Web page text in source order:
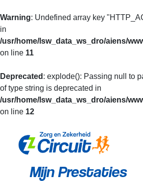
Warning: Undefined array key
in
/usr/home/lsw_data_ws_dro/aiens/
on line 11
Deprecated : explode(): Passing null to
of type string is deprecated in
/usr/home/lsw_data_ws_dro/aiens/
on line 12
Mijn Prestaties